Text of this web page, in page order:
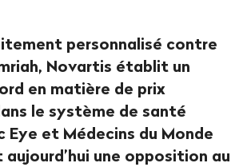
personnalisé contre
Novartis établit un
en matière de prix
le système de santé
Eye et Médecins du Monde
une opposition au